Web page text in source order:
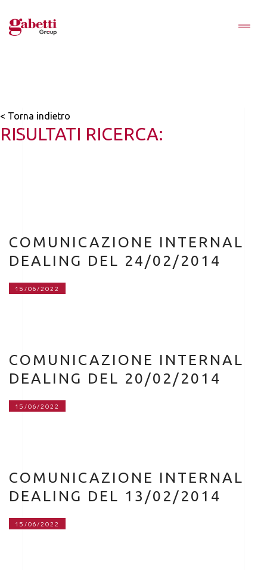
< Torna indietro
RISULTATI RICERCA:
COMUNICAZIONE INTERNAL
DEALING DEL 24/02/2014
15/06/2022
COMUNICAZIONE INTERNAL
DEALING DEL 20/02/2014
15/06/2022
COMUNICAZIONE INTERNAL
DEALING DEL 13/02/2014
15/06/2022